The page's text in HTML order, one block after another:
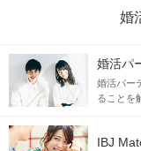
『２人
婚
婚活パ
婚活パー
ることを
IBJ